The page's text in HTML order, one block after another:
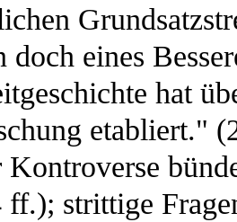
doch eines
hat
etabliert."
Kontroverse
ff.); strittige